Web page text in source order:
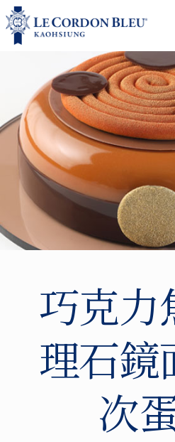
巧克力
理石鏡
次